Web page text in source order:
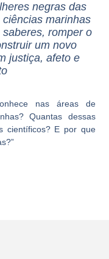
negras das
marinhas
romper o
um novo
justiça, afeto e
nas áreas de
Quantas dessas
científicos? E por que